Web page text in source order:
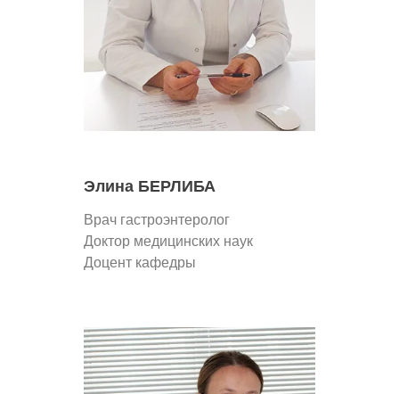
Элина БЕРЛИБА
Врач гастроэнтеролог
Доктор медицинских наук
Доцент кафедры